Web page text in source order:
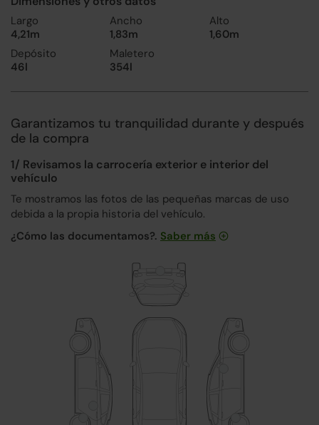
Largo
4,21m
Ancho
1,83m
Alto
1,60m
Depósito
46l
Maletero
354l
Garantizamos tu tranquilidad durante y después
de la compra
1/ Revisamos la carrocería exterior e interior del
vehículo
Te mostramos las fotos de las pequeñas marcas de uso
debida a la propia historia del vehículo.
¿Cómo las documentamos?. Saber más